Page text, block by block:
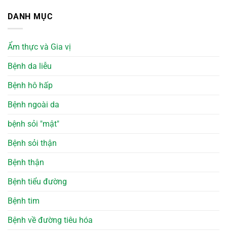
DANH MỤC
Ẩm thực và Gia vị
Bệnh da liễu
Bệnh hô hấp
Bệnh ngoài da
bệnh sỏi "mật"
Bệnh sỏi thận
Bệnh thận
Bệnh tiểu đường
Bệnh tim
Bệnh về đường tiêu hóa